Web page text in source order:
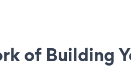
of Building